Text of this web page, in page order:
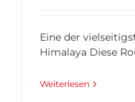
Eine der
Himalaya Diese
Weiterlesen